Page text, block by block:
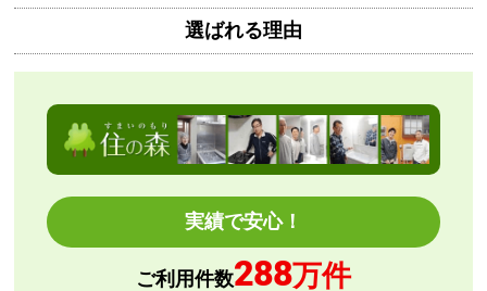
商品だけ買うならいいが、工事はしない方がいい。
特に追加工事が鬼のように高いので絶対しない方がい
工事セットでは二度とつかわない
アト＠リエさん
2026年7月28日 17:11
欲しい商品をスムーズに注文できましたか？
選ばれる理由
実績で安心！
ご利用件数288万件